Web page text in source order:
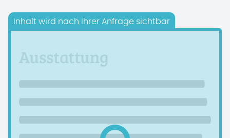
Inhalt wird nach Ihrer Anfrage sichtbar
Ausstattung